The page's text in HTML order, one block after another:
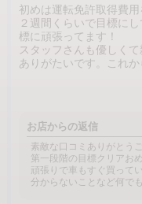
初めは運転免許取得費
２週間くらいで目標に
標に頑張ってます！
スタッフさんも優しく
ありがたいです。これ
お店からの返信
素敵な口コミありがとう
第一段階の目標クリアお
頑張りで車もすぐ買って
分からないことなど何で